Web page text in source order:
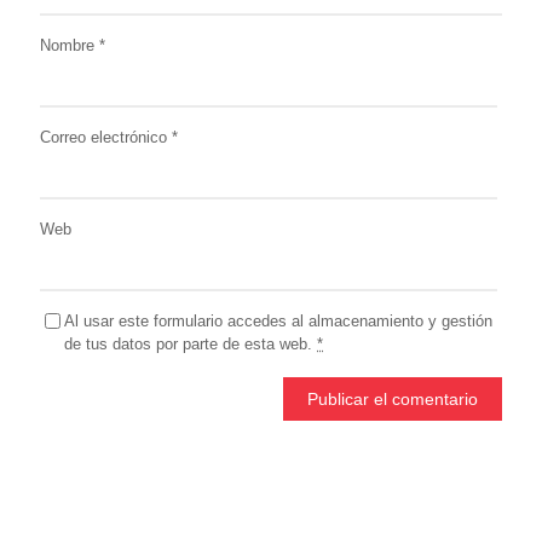
Nombre *
Correo electrónico *
Web
Al usar este formulario accedes al almacenamiento y gestión
de tus datos por parte de esta web. *